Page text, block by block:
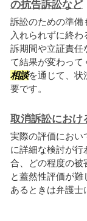
の抗告訴訟など
訴訟のための準備
入れられずに終
訴期間や立証責任
て結果が変わって
相談を通じて、状
要です。
取消訴訟におけ
実際の評価におい
に詳細な検討が
合、どの程度の被
と蓋然性評価が
あるときは弁護士